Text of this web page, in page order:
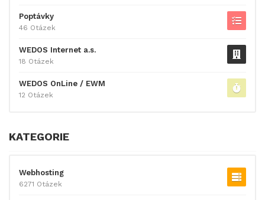
Poptávky
46 Otázek
WEDOS Internet a.s.
18 Otázek
WEDOS OnLine / EWM
12 Otázek
KATEGORIE
Webhosting
6271 Otázek